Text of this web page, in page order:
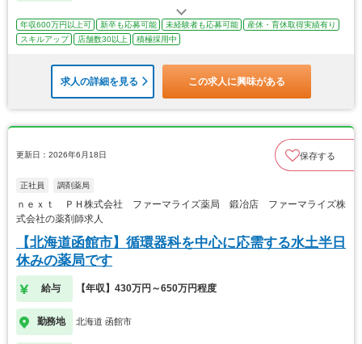
年収600万円以上可 新卒も応募可能 未経験者も応募可能
産休・育休取得実績有り
スキルアップ
店舗数30以上 積極採用中
求人の詳細を見る この求人に興味がある
更新日：2026年6月18日 保存する
正社員 調剤薬局
ｎｅｘｔ ＰＨ株式会社 ファーマライズ薬局 鍛冶店 ファーマライズ株
式会社の薬剤師求人
【北海道函館市】循環器科を中心に応需する水土半日
休みの薬局です
給与 【年収】430万円～650万円程度
勤務地 北海道 函館市